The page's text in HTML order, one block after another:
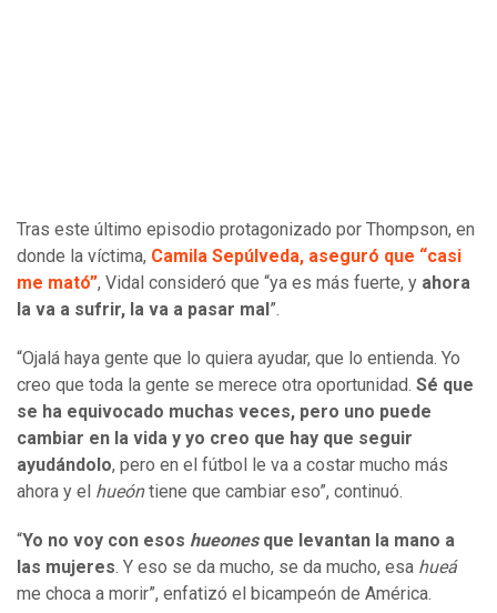
Tras este último episodio protagonizado por Thompson, en
donde la víctima, Camila Sepúlveda, aseguró que “casi
me mató”, Vidal consideró que “ya es más fuerte, y ahora
la va a sufrir, la va a pasar mal”.
“Ojalá haya gente que lo quiera ayudar, que lo entienda. Yo
creo que toda la gente se merece otra oportunidad. Sé que
se ha equivocado muchas veces, pero uno puede
cambiar en la vida y yo creo que hay que seguir
ayudándolo, pero en el fútbol le va a costar mucho más
ahora y el hueóntiene que cambiar eso”, continuó.
“Yo no voy con esos hueonesque levantan la mano a
las mujeres . Y eso se da mucho, se da mucho, esa hueá
me choca a morir”, enfatizó el bicampeón de América.